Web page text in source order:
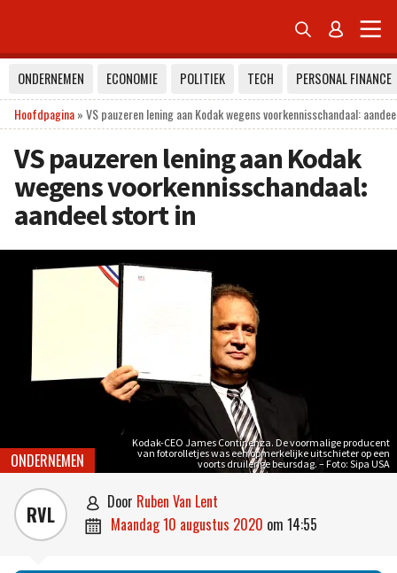
 
ONDERNEMEN ECONOMIE POLITIEK TECH
PERSONAL FINANCE
Hoofdpagina»VS pauzeren lening aan Kodak wegens voorkennisschandaal:
VS pauzeren lening aan Kodak
wegens voorkennisschandaal:
aandeel stort in
Kodak-CEO James Continenza. De voormalige producent
van fotorolletjes was een opmerkelijke uitschieter op een
voorts druilerige beursdag. – Foto: Sipa USA
ONDERNEMEN
RVL  door Ruben Van Lent
 maandag 10 augustus 2020 om 14:55